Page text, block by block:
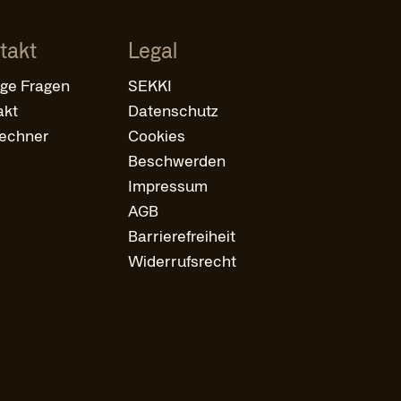
Fragen
Legal
SEKKI
Datenschutz
Cookies
Beschwerden
Impressum
AGB
Barrierefreiheit
Widerrufsrecht